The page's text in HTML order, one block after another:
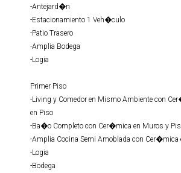
-Antejard�n
-Estacionamiento 1 Veh�culo
-Patio Trasero
-Amplia Bodega
-Logia
Primer Piso
-Living y Comedor en Mismo Ambiente con
en Piso
-Ba�o Completo con Cer�mica en Muros y
-Amplia Cocina Semi Amoblada con Cer�mica
-Logia
-Bodega